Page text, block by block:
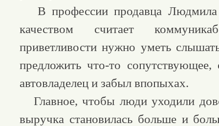
В профессии продавца Людмила
качеством считает
приветливости нужно уметь
предложить что-то
автовладелец и забыл впопыхах.
Главное, чтобы люди уходили
выручка становилась больше и